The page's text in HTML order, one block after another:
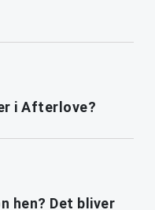
i Afterlove?
hen? Det bliver